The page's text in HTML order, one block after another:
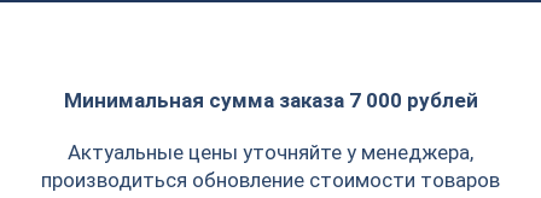
Минимальная сумма заказа 7 000 рублей
Актуальные цены уточняйте у менеджера,
производиться обновление стоимости товаров